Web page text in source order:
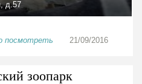
д.57
посмотреть 21/09/2016
зоопарк